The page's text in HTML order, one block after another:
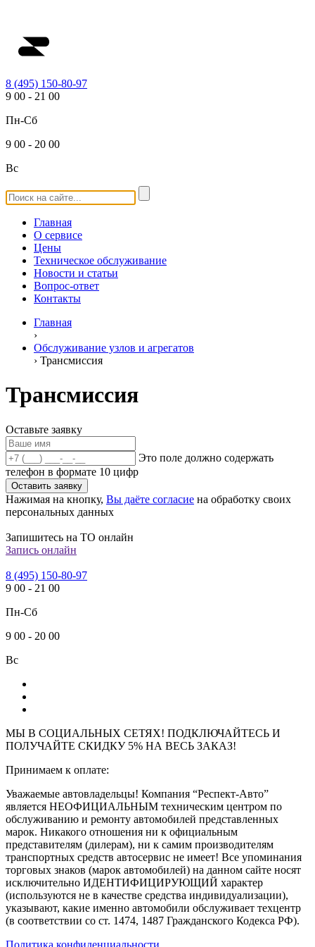
8 (495) 150-80-97
9 00 - 21 00
Пн-Сб
9 00 - 20 00
Вс
Главная
О сервисе
Цены
Техническое обслуживание
Новости и статьи
Вопрос-ответ
Контакты
Главная
›
Обслуживание узлов и агрегатов
› Трансмиссия
Трансмиссия
Оставьте заявку
Это поле должно содержать
телефон в формате 10 цифр
Оставить заявку
Нажимая на кнопку, Вы даёте согласие на обработку своих
персональных данных
Запишитесь на ТО онлайн
Запись онлайн
8 (495) 150-80-97
9 00 - 21 00
Пн-Сб
9 00 - 20 00
Вс
МЫ В СОЦИАЛЬНЫХ СЕТЯХ! ПОДКЛЮЧАЙТЕСЬ И
ПОЛУЧАЙТЕ СКИДКУ 5% НА ВЕСЬ ЗАКАЗ!
Принимаем к оплате:
Уважаемые автовладельцы! Компания “Респект-Авто”
является НЕОФИЦИАЛЬНЫМ техническим центром по
обслуживанию и ремонту автомобилей представленных
марок. Никакого отношения ни к официальным
представителям (дилерам), ни к самим производителям
транспортных средств автосервис не имеет! Все упоминания
торговых знаков (марок автомобилей) на данном сайте носят
исключительно ИДЕНТИФИЦИРУЮЩИЙ характер
(используются не в качестве средства индивидуализации),
указывают, какие именно автомобили обслуживает техцентр
(в соответствии со ст. 1474, 1487 Гражданского Кодекса РФ).
Политика конфиденциальности